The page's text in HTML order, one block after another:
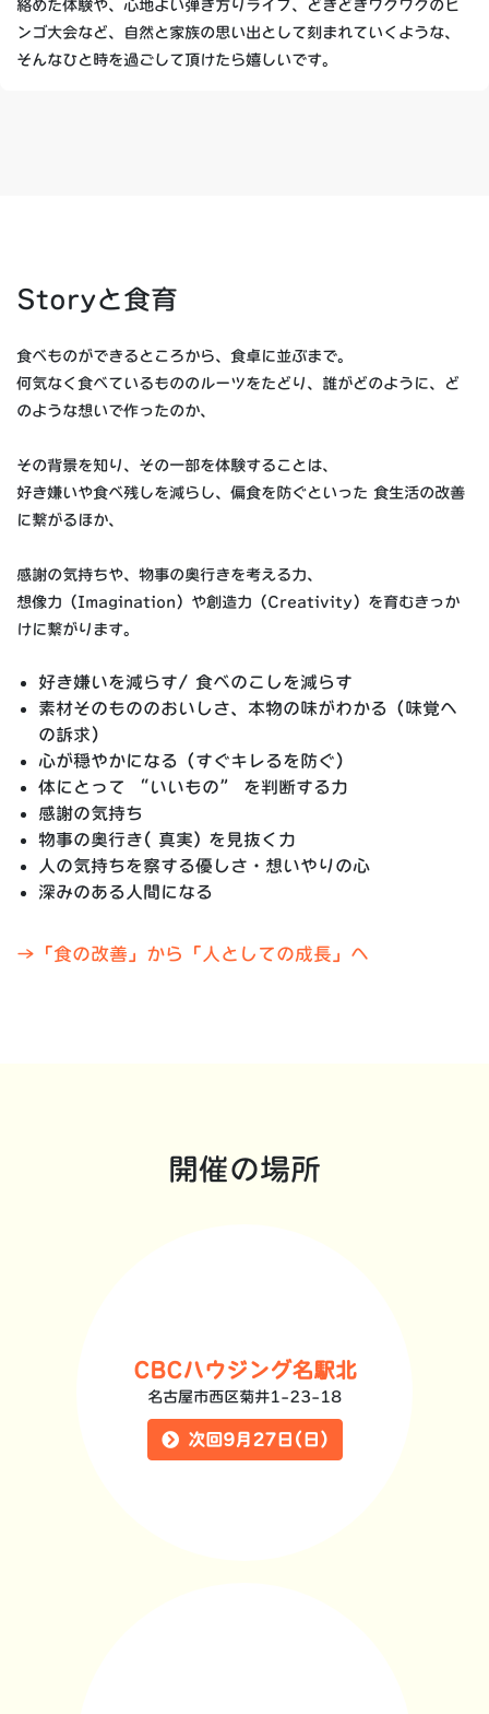
絡めた体験や、心地よい弾き方りライブ、どきどきワクワクのビ
ンゴ大会など、自然と家族の思い出として刻まれていくような、
そんなひと時を過ごして頂けたら嬉しいです。
Storyと食育
食べものができるところから、食卓に並ぶまで。
何気なく食べているもののルーツをたどり、誰がどのように、ど
のような想いで作ったのか、
その背景を知り、その一部を体験することは、
好き嫌いや食べ残しを減らし、偏食を防ぐといった 食生活の改善
に繋がるほか、
感謝の気持ちや、物事の奥行きを考える力、
想像力（Imagination）や創造力（Creativity）を育むきっか
けに繋がります。
好き嫌いを減らす/ 食べのこしを減らす
素材そのもののおいしさ、本物の味がわかる（味覚へ
の訴求）
心が穏やかになる（すぐキレるを防ぐ）
体にとって “いいもの” を判断する力
感謝の気持ち
物事の奥行き( 真実) を見抜く力
人の気持ちを察する優しさ・想いやりの心
深みのある人間になる
→「食の改善」から「人としての成長」へ
開催の場所
CBCハウジング名駅北
名古屋市西区菊井1-23-18
次回9月27日(日)